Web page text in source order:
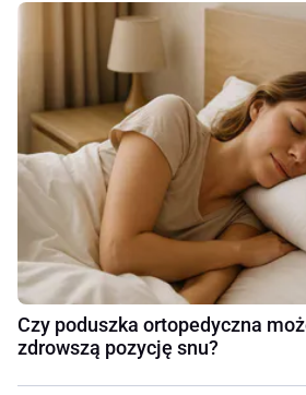
Czy poduszka ortopedyczna
zdrowszą pozycję snu?